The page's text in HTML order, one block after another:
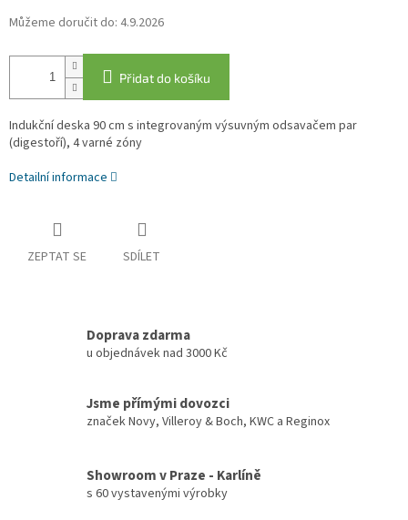
Můžeme doručit do: 4.9.2026
Přidat do košíku
Indukční deska 90 cm s integrovaným výsuvným odsavačem par
(digestoří), 4 varné zóny
Detailní informace
ZEPTAT SE SDÍLET
Doprava zdarma
u objednávek nad 3000 Kč
Jsme přímými dovozci
značek Novy, Villeroy & Boch, KWC a Reginox
Showroom v Praze - Karlíně
s 60 vystavenými výrobky